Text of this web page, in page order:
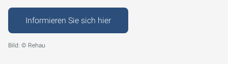
Informieren Sie sich hier
Bild: © Rehau